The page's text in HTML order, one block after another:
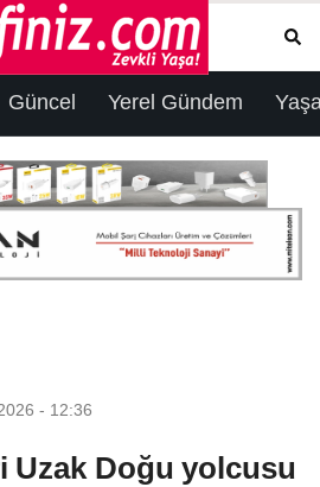
Güncel Yerel Gündem
- 12:36
Uzak Doğu yolcusu